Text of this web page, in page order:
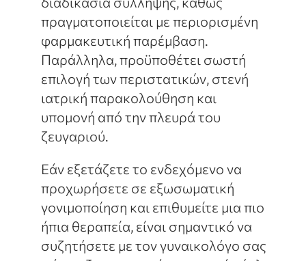
πραγματοποιείται με περιορισμένη
φαρμακευτική παρέμβαση.
Παράλληλα, προϋποθέτει σωστή
επιλογή των περιστατικών, στενή
ιατρική παρακολούθηση και
υπομονή από την πλευρά του
ζευγαριού.
Εάν εξετάζετε το ενδεχόμενο να
προχωρήσετε σε εξωσωματική
γονιμοποίηση και επιθυμείτε μια πιο
ήπια θεραπεία, είναι σημαντικό να
συζητήσετε με τον γυναικολόγο σας